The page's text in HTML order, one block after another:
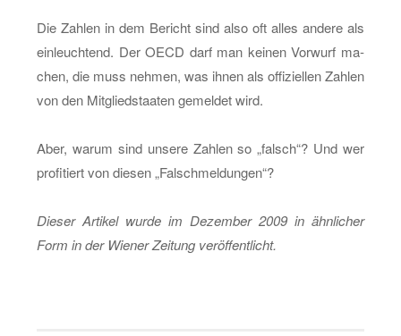
Die Zah­len in dem Be­richt sind also oft alles an­de­re als
ein­leuch­tend. Der OECD darf man kei­nen Vor­wurf ma­
chen, die muss neh­men, was ihnen als of­fi­zi­el­len Zah­len
von den Mit­glied­staa­ten ge­mel­det wird.
Aber, warum sind un­se­re Zah­len so „falsch“? Und wer
pro­fi­tiert von die­sen „Falsch­mel­dun­gen“?
Die­ser Ar­ti­kel wurde im De­zem­ber 2009 in ähn­li­cher
Form in der Wie­ner Zei­tung ver­öf­fent­licht.